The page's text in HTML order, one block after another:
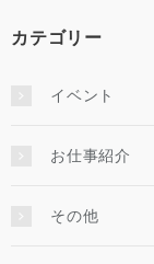
カテゴリー
イベント
お仕事紹介
その他